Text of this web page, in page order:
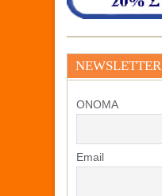
NEWSLETTER
ΟΝΟΜΑ
Email